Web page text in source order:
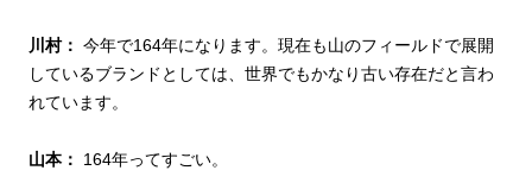
川村： 今年で164年になります。現在も山のフィールドで展開
しているブランドとしては、世界でもかなり古い存在だと言わ
れています。
山本： 164年ってすごい。